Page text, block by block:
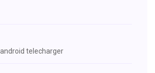
telecharger